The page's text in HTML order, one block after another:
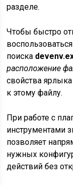
разделе.
Чтобы быстро
поиска
расположение
свойства
к этому файлу.
При работе с
инструментами
позволяет
нужных
действий без